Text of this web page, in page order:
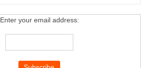
Enter your email address: